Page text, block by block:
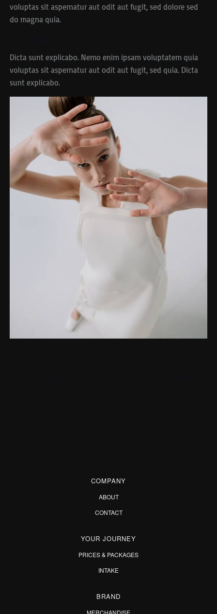
voluptas sit aspernatur aut odit aut fugit, sed dolore sed
do magna quia.
Dicta sunt explicabo. Nemo enim ipsam voluptatem quia
voluptas sit aspernatur aut odit aut fugit, sed quia. Dicta
sunt explicabo.
COMPANY
ABOUT
CONTACT
YOUR JOURNEY
PRICES & PACKAGES
INTAKE
BRAND